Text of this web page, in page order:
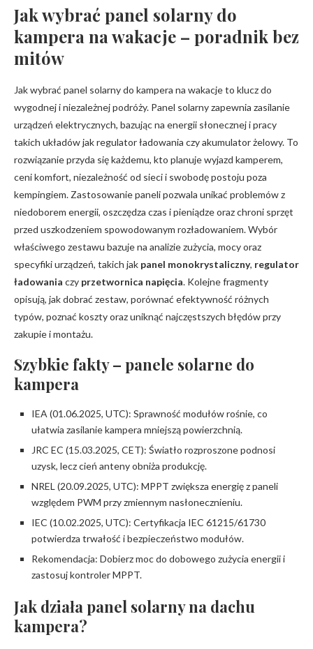
Jak wybrać panel solarny do
kampera na wakacje – poradnik bez
mitów
Jak wybrać panel solarny do kampera na wakacje to klucz do
wygodnej i niezależnej podróży. Panel solarny zapewnia zasilanie
urządzeń elektrycznych, bazując na energii słonecznej i pracy
takich układów jak regulator ładowania czy akumulator żelowy. To
rozwiązanie przyda się każdemu, kto planuje wyjazd kamperem,
ceni komfort, niezależność od sieci i swobodę postoju poza
kempingiem. Zastosowanie paneli pozwala unikać problemów z
niedoborem energii, oszczędza czas i pieniądze oraz chroni sprzęt
przed uszkodzeniem spowodowanym rozładowaniem. Wybór
właściwego zestawu bazuje na analizie zużycia, mocy oraz
specyfiki urządzeń, takich jak panel monokrystaliczny, regulator
ładowania czy przetwornica napięcia. Kolejne fragmenty
opisują, jak dobrać zestaw, porównać efektywność różnych
typów, poznać koszty oraz uniknąć najczęstszych błędów przy
zakupie i montażu.
Szybkie fakty – panele solarne do
kampera
IEA (01.06.2025, UTC): Sprawność modułów rośnie, co
ułatwia zasilanie kampera mniejszą powierzchnią.
JRC EC (15.03.2025, CET): Światło rozproszone podnosi
uzysk, lecz cień anteny obniża produkcję.
NREL (20.09.2025, UTC): MPPT zwiększa energię z paneli
względem PWM przy zmiennym nasłonecznieniu.
IEC (10.02.2025, UTC): Certyfikacja IEC 61215/61730
potwierdza trwałość i bezpieczeństwo modułów.
Rekomendacja: Dobierz moc do dobowego zużycia energii i
zastosuj kontroler MPPT.
Jak działa panel solarny na dachu
kampera?